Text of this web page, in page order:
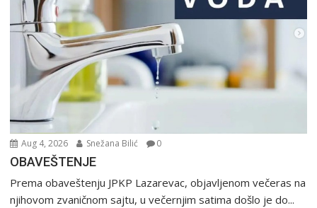
Aug 4, 2026 Snežana Bilić 0
OBAVEŠTENJE
Prema obaveštenju JPKP Lazarevac, objavljenom večeras na
njihovom zvaničnom sajtu, u večernjim satima došlo je do...